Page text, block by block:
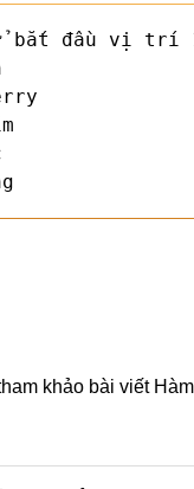
bắt đầu vị trí
khảo bài viết